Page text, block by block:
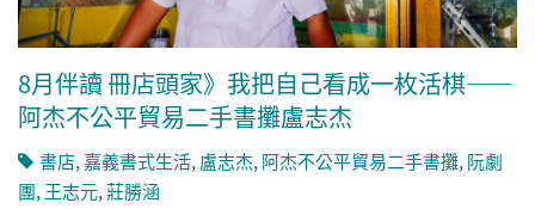
8月伴讀 冊店頭家》我把自己看成一枚活棋——
阿杰不公平貿易二手書攤盧志杰
書店,嘉義書式生活,盧志杰,阿杰不公平貿易二手書攤,阮劇
團,王志元,莊勝涵